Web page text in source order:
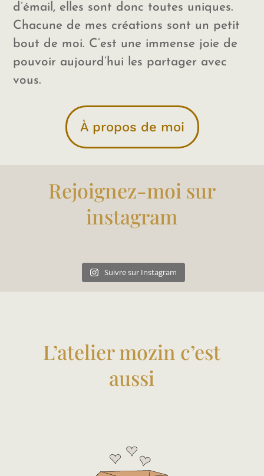
d’émail, elles sont donc toutes uniques.
Chacune de mes créations sont un petit
bout de moi. C’est une immense joie de
pouvoir aujourd’hui les partager avec
vous.
À propos de moi
Rejoignez-moi sur
instagram
Suivre sur Instagram
L’atelier mozin c’est
aussi